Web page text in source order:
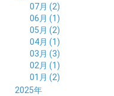
07月 (2)
06月 (1)
05月 (2)
04月 (1)
03月 (3)
02月 (1)
01月 (2)
2025年